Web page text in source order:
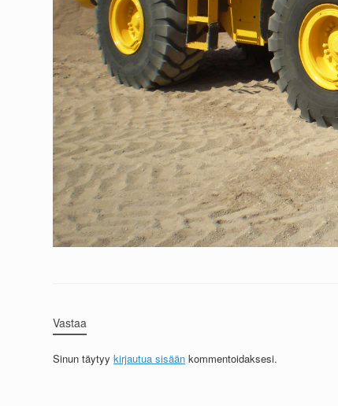
Vastaa
Sinun täytyy kirjautua sisään kommentoidaksesi.